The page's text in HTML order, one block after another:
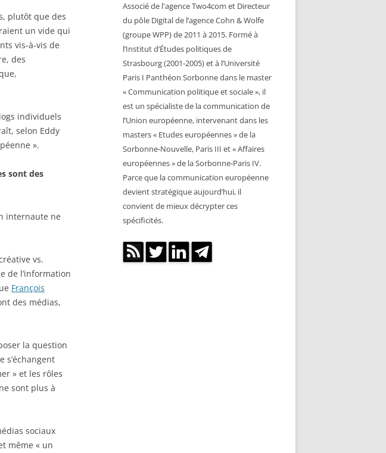
plutôt que des
un vide qui
vis-à-vis de
des
individuels
selon Eddy
».
sont des
internaute ne
vs.
de l’information
François
des médias,
la question
s’échangent
» et les rôles
sont plus à
sociaux
même « un
Associé de l'agence Two4com et Directeur
du pôle Digital de l’agence Cohn & Wolfe
(groupe WPP) de 2011 à 2015. Formé à
l’Institut d’Études politiques de
Strasbourg (2001-2005) et à l’Université
Paris I Panthéon Sorbonne dans le master
« Communication politique et sociale », il
est un spécialiste de la communication de
l’Union européenne, intervenant dans les
masters « Etudes européennes » de la
Sorbonne-Nouvelle, Paris III et « Affaires
européennes » de la Sorbonne-Paris IV.
Parce que la communication européenne
devient stratégique aujourd’hui, il
convient de mieux décrypter ces
spécificités.